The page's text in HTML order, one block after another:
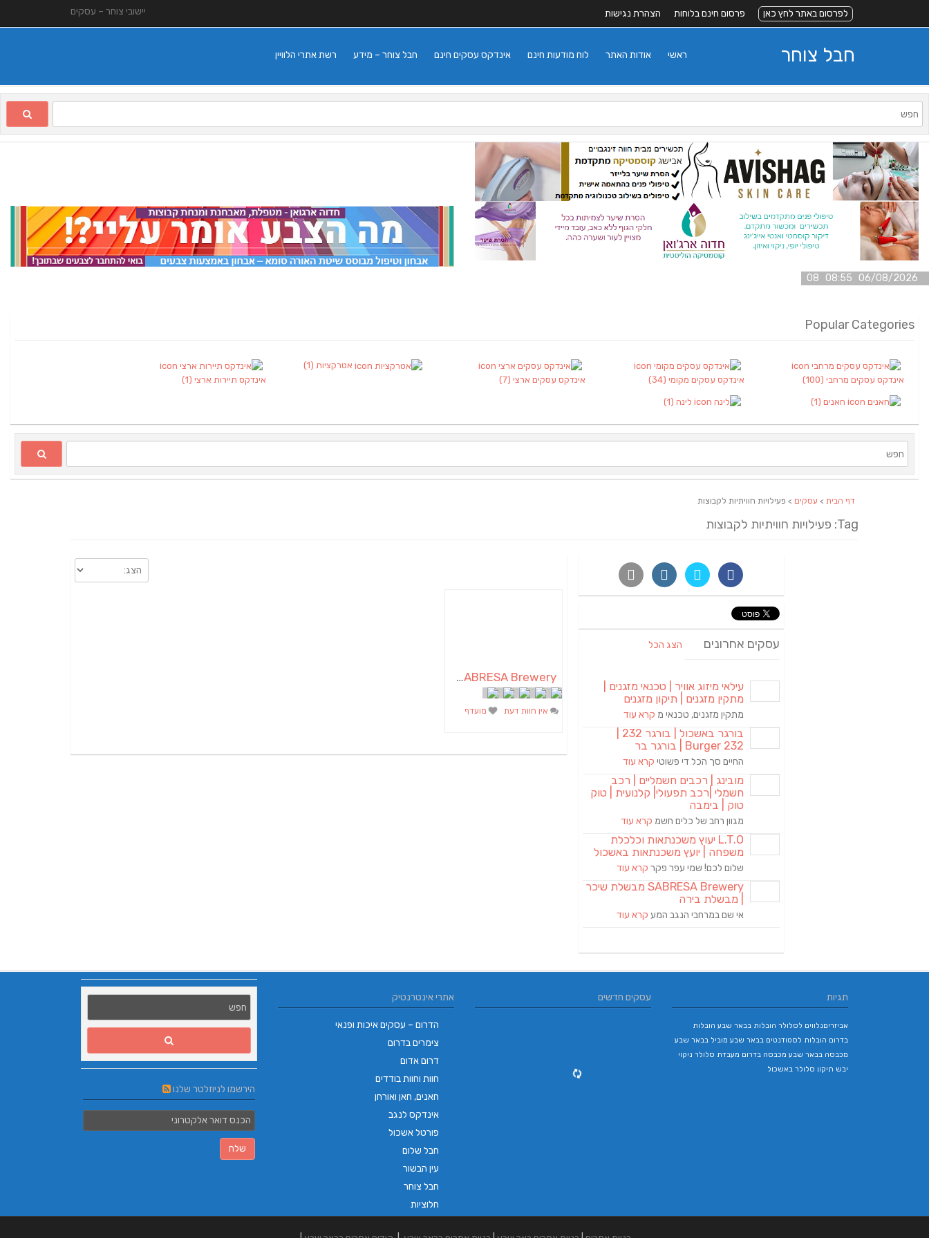
יישובי צוחר – עסקים לפרסום באתר לחץ כאן פרסום חינם בלוחות הצהרת נגישות
חבל צוחר רשת אתרי הלוויין חבל צוחר – מידע אינדקס עסקים חינם לוח מודעות חינם אודות האתר ראשי
06/08/2026 08:55 08
Popular Categories
אינדקס עסקים מרחבי (100) אינדקס עסקים מקומי (34) אינדקס עסקים ארצי (7)
אטרקציות (1)
אינדקס תיירות ארצי (1)
חאנים (1) לינה (1)
דף הבית > עסקים > פעילויות חוויתיות לקבוצות
Tag: פעילויות חוויתיות לקבוצות
SABRESA Brewery מבשלת שיכר | מבשלת בירה
אין חוות דעת מועדף
עסקים אחרונים הצג הכל
עילאי מיזוג אוויר | טכנאי מזגנים |
מתקין מזגנים | תיקון מזגנים
מתקין מזגנים, טכנאי מ קרא עוד
Burger 232 | בורגר בר
החיים סך הכל די פשוטי קרא עוד
מובינג | רכבים חשמליים | רכב
חשמלי |רכב תפעולי| קלנועית | טוק
טוק | בימבה
מגוון רחב של כלים חשמ קרא עוד
L.T.O יעוץ משכנתאות וכלכלת
משפחה | יועץ משכנתאות באשכול
שלום לכם! שמי עפר פקר קרא עוד
SABRESA Brewery מבשלת שיכר
| מבשלת בירה
אי שם במרחבי הנגב המע קרא עוד
הירשמו לניוזלטר שלנו
אתרי אינטרנטיק
הדרום – עסקים איכות ופנאי
צימרים בדרום
דרום אדום
חוות וחוות בודדים
חאנים, חאן ואורחן
אינדקס לנגב
פורטל אשכול
חבל שלום
עין הבשור
חבל צוחר
חלוציות
עסקים חדשים תגיות
אביזריםנלווים לסלולר הובלות בבאר שבע הובלות
בדרום הובלות לסטודנטים בבאר שבע מוביל בבאר שבע
מכבסה בבאר שבע מכבסה בדרום מעבדת סלולר ניקוי
יבש תיקון סלולר באשכול